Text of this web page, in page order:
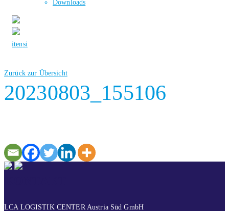
Downloads
itensi
Zurück zur Übersicht
20230803_155106
LCA LOGISTIK CENTER Austria Süd GmbH